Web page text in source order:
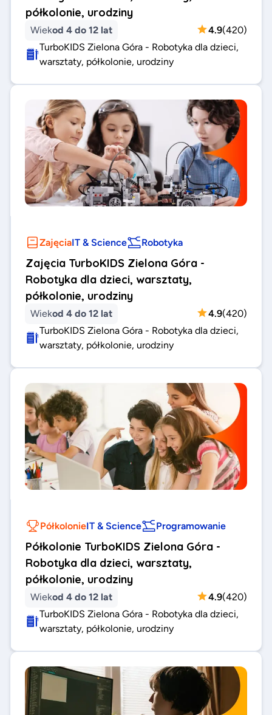
półkolonie, urodziny
Wiekod 4 do 12 lat 4.9(420)
TurboKIDS Zielona Góra - Robotyka dla dzieci,
warsztaty, półkolonie, urodziny
ZajęciaIT & Science Robotyka
Zajęcia TurboKIDS Zielona Góra -
Robotyka dla dzieci, warsztaty,
półkolonie, urodziny
Wiekod 4 do 12 lat 4.9(420)
TurboKIDS Zielona Góra - Robotyka dla dzieci,
warsztaty, półkolonie, urodziny
PółkolonieIT & Science Programowanie
Półkolonie TurboKIDS Zielona Góra -
Robotyka dla dzieci, warsztaty,
półkolonie, urodziny
Wiekod 4 do 12 lat 4.9(420)
TurboKIDS Zielona Góra - Robotyka dla dzieci,
warsztaty, półkolonie, urodziny